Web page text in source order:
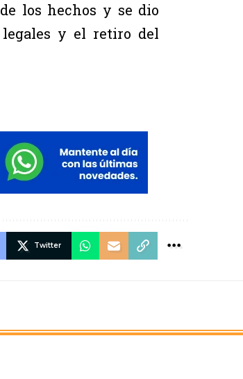
los hechos y se dio
legales y el retiro del
Twitter